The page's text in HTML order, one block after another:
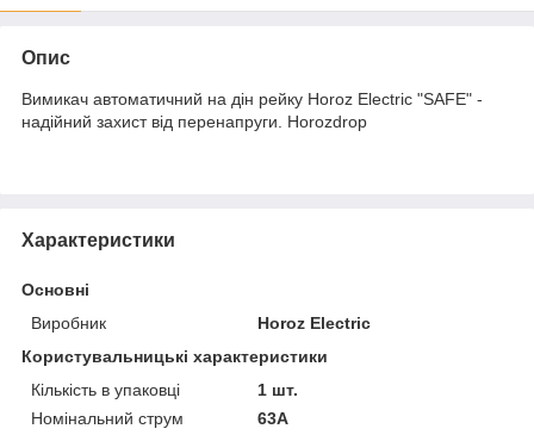
Опис
Вимикач автоматичний на дін рейку Horoz Electric "SAFE" -
надійний захист від перенапруги. Horozdrop
Характеристики
Основні
Виробник
Horoz Electric
Користувальницькі характеристики
Кількість в упаковці
1 шт.
Номінальний струм
63A